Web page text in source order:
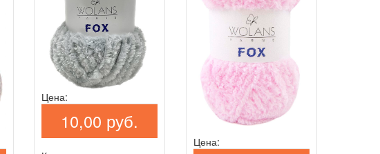
Цена:
10,00 руб.
Цена: